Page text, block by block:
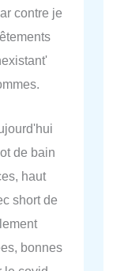
contre je
de bain
haut
short de
bonnes